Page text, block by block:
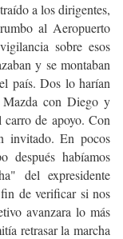
a los dirigentes,
al Aeropuerto
sobre esos
y se montaban
país. Dos lo harían
con Diego y
de apoyo. Con
invitado. En pocos
después habíamos
del expresidente
de verificar si nos
avanzara lo más
retrasar la marcha